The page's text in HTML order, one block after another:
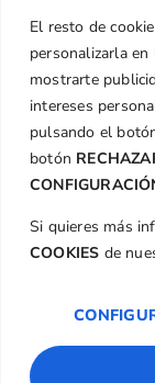
El resto de
personalizarla
mostrarte
intereses
pulsando el
botón
Si quieres más
COOKIES de